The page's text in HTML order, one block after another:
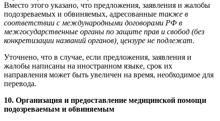
Вместо этого указано, что предложения, заявления и жалобы
подозреваемых и обвиняемых, адресованные также в
соответствии с международными договорами РФ в
межгосударственные органы по защите прав и свобод (без
конкретизации названий органов), цензуре не подлежат.
Уточнено, что в случае, если предложения, заявления и
жалобы написаны на иностранном языке, срок их
направления может быть увеличен на время, необходимое для
перевода.
10. Организация и предоставление медицинской помощи
подозреваемым и обвиняемым